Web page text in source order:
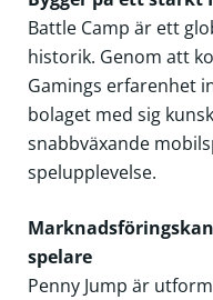
Battle Camp är ett
historik. Genom att
Gamings erfarenhet
bolaget med sig
snabbväxande
spelupplevelse.
spelare
Penny Jump är